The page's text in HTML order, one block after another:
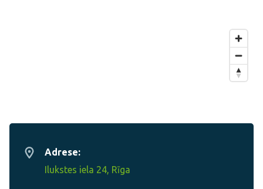
Adrese:
Ilukstes iela 24, Rīga